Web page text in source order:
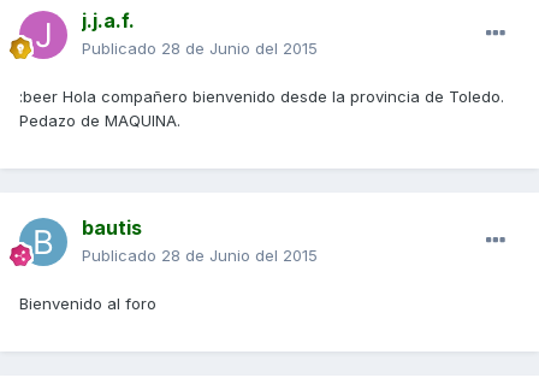
j.j.a.f.
Publicado 28 de Junio del 2015
:beer Hola compañero bienvenido desde la provincia de Toledo.
Pedazo de MAQUINA.
bautis
Publicado 28 de Junio del 2015
Bienvenido al foro